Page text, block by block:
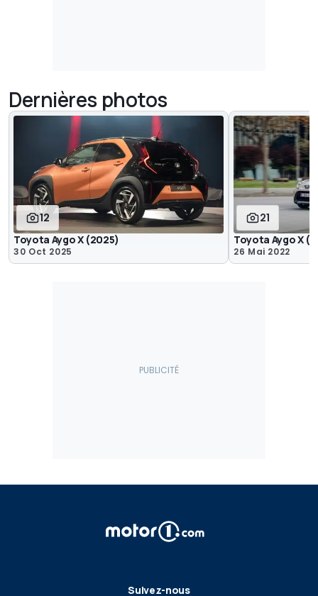
Dernières photos
12
Toyota Aygo X (2025)
30 Oct 2025
21
Toyota Aygo X
26 Mai 2022
Suivez-nous